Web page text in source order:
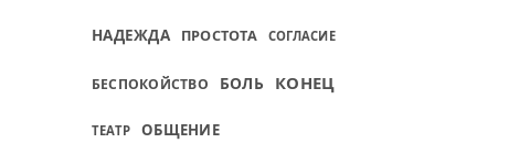
НАДЕЖДА ПРОСТОТА СОГЛАСИЕ
БЕСПОКОЙСТВО БОЛЬ КОНЕЦ
ТЕАТР ОБЩЕНИЕ